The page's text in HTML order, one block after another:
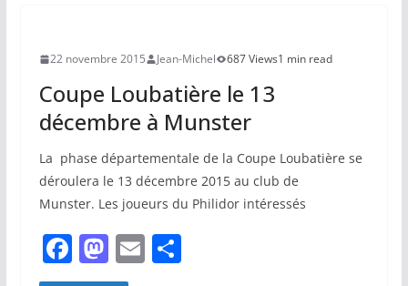
22 novembre 2015 Jean-Michel 687 Views1 min read
Coupe Loubatière le 13
décembre à Munster
La phase départementale de la Coupe Loubatière se
déroulera le 13 décembre 2015 au club de
Munster. Les joueurs du Philidor intéressés
F
a
M
a
E P